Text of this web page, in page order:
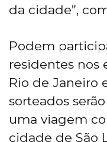
da cidade”,
Podem
residentes nos
Rio de Janeiro
sorteados
uma viagem
cidade de São